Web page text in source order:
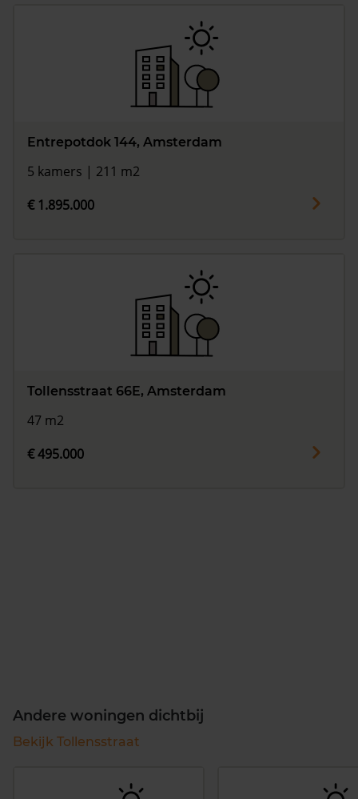
Entrepotdok 144, Amsterdam
5 kamers | 211 m2
€ 1.895.000
Tollensstraat 66E, Amsterdam
47 m2
€ 495.000
Andere woningen dichtbij
Bekijk Tollensstraat